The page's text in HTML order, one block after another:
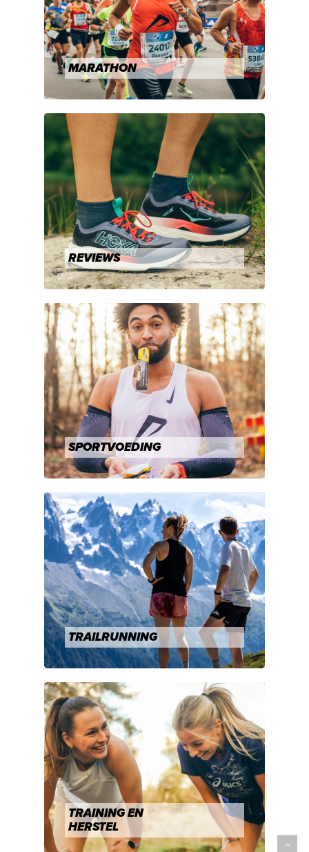
MARATHON
REVIEWS
SPORTVOEDING
TRAILRUNNING
TRAINING EN
HERSTEL